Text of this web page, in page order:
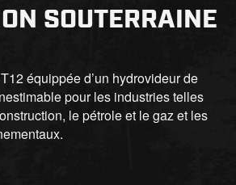
SOUTERRAINE
équippée d’un hydrovideur de
pour les industries telles
le pétrole et le gaz et les